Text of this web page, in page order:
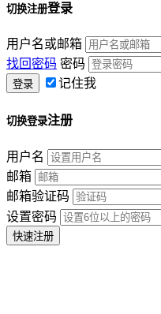
切换注册登录
用户名或邮箱
找回密码 密码
记住我
切换登录注册
用户名
邮箱
邮箱验证码
设置密码